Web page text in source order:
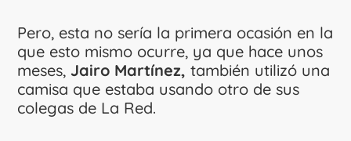
Pero, esta no sería la primera ocasión en la
que esto mismo ocurre, ya que hace unos
meses,Jairo Martínez, también utilizó una
camisa que estaba usando otro de sus
colegas de La Red.